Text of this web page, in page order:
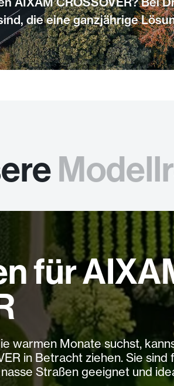
die eine ganzjährige
für
warmen Monate suchst,
in Betracht ziehen. Sie sind
Straßen geeignet und